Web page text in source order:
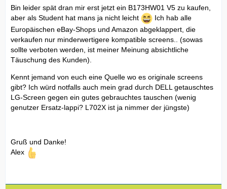
Bin leider spät dran mir erst jetzt ein B173HW01 V5 zu kaufen,
aber als Student hat mans ja nicht leicht
Ich hab alle
Europäischen eBay-Shops und Amazon abgeklappert, die
verkaufen nur minderwertigere kompatible screens.. (sowas
sollte verboten werden, ist meiner Meinung absichtliche
Täuschung des Kunden).
Kennt jemand von euch eine Quelle wo es originale screens
gibt? Ich würd notfalls auch mein grad durch DELL getauschtes
LG-Screen gegen ein gutes gebrauchtes tauschen (wenig
genutzer Ersatz-lappi? L702X ist ja nimmer der jüngste)
Gruß und Danke!
Alex